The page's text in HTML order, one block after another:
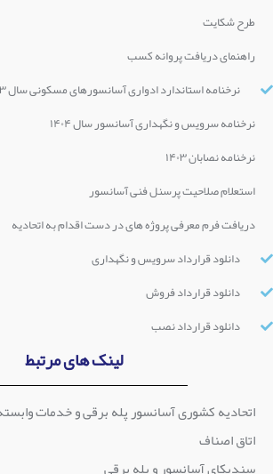
طرح شکایت
راهنمای دریافت پروانه کسب
نرخنامه استاندارد ادواری آسانسورهای مسکونی سال ۱۴۰۳
نرخنامه سرویس و نگهداری آسانسور سال ۱۴۰۴
نرخنامه نصابان ۱۴۰۳
استعلام صلاحیت پرسنل فنی آسانسور
دریافت فرم معرفی پروژه های در دست اقدام به اتحادیه
دانلود قرارداد سرویس و نگهداری
دانلود قرارداد فروش
دانلود قرارداد نصب
لینک های مرتبط
اتحادیه کشوری آسانسور پله برقی و خدمات وابسته
اتاق اصناف
سندیکای آسانسور و پله برقی